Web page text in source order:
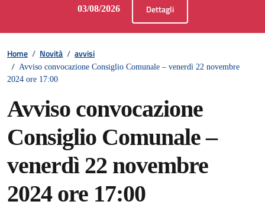
03/08/2026 Dettagli
Home / Novità / avvisi
/ Avviso convocazione Consiglio Comunale – venerdì 22 novembre
2024 ore 17:00
Avviso convocazione
Consiglio Comunale –
venerdì 22 novembre
2024 ore 17:00